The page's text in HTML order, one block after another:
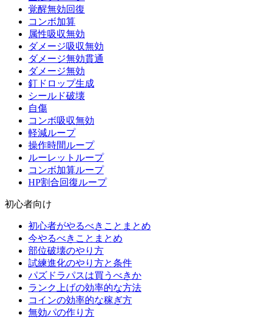
覚醒無効回復
コンボ加算
属性吸収無効
ダメージ吸収無効
ダメージ無効貫通
ダメージ無効
釘ドロップ生成
シールド破壊
自傷
コンボ吸収無効
軽減ループ
操作時間ループ
ルーレットループ
コンボ加算ループ
HP割合回復ループ
初心者向け
初心者がやるべきことまとめ
今やるべきことまとめ
部位破壊のやり方
試練進化のやり方と条件
パズドラパスは買うべきか
ランク上げの効率的な方法
コインの効率的な稼ぎ方
無効パの作り方